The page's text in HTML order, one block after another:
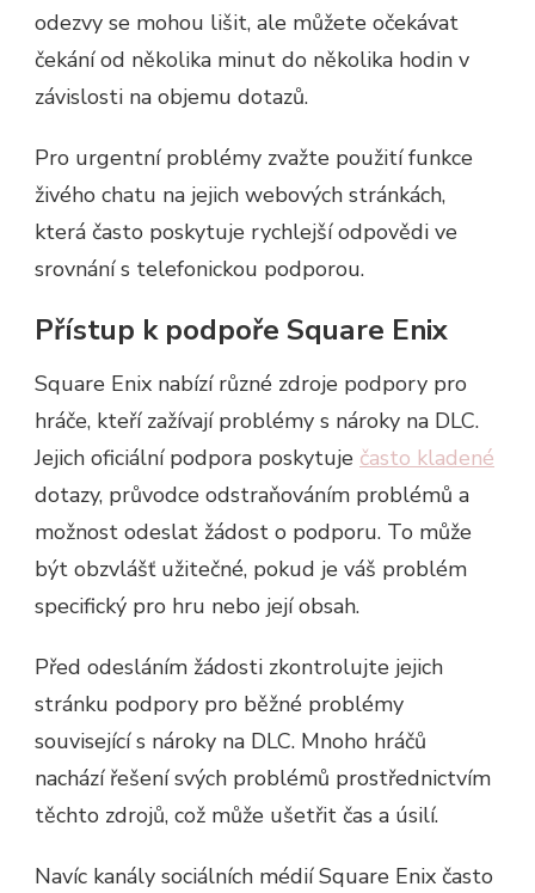
odezvy se mohou lišit, ale můžete očekávat
čekání od několika minut do několika hodin v
závislosti na objemu dotazů.
Pro urgentní problémy zvažte použití funkce
živého chatu na jejich webových stránkách,
která často poskytuje rychlejší odpovědi ve
srovnání s telefonickou podporou.
Přístup k podpoře Square Enix
Square Enix nabízí různé zdroje podpory pro
hráče, kteří zažívají problémy s nároky na DLC.
Jejich oficiální podpora poskytuje často kladené
dotazy, průvodce odstraňováním problémů a
možnost odeslat žádost o podporu. To může
být obzvlášť užitečné, pokud je váš problém
specifický pro hru nebo její obsah.
Před odesláním žádosti zkontrolujte jejich
stránku podpory pro běžné problémy
související s nároky na DLC. Mnoho hráčů
nachází řešení svých problémů prostřednictvím
těchto zdrojů, což může ušetřit čas a úsilí.
Navíc kanály sociálních médií Square Enix často